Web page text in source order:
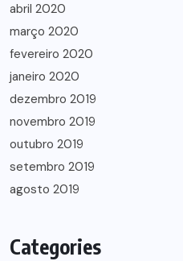
abril 2020
março 2020
fevereiro 2020
janeiro 2020
dezembro 2019
novembro 2019
outubro 2019
setembro 2019
agosto 2019
Categories